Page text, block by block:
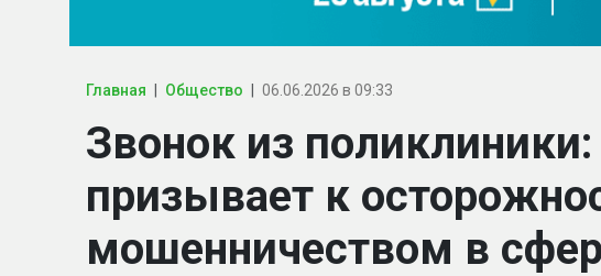
Главная Общество 06.06.2026 в 09:33
Звонок из
призывает к
мошенничеством в